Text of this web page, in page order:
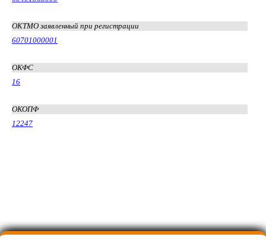
ОКТМО заявленный при регистрации
60701000001
ОКФС
16
ОКОПФ
12247